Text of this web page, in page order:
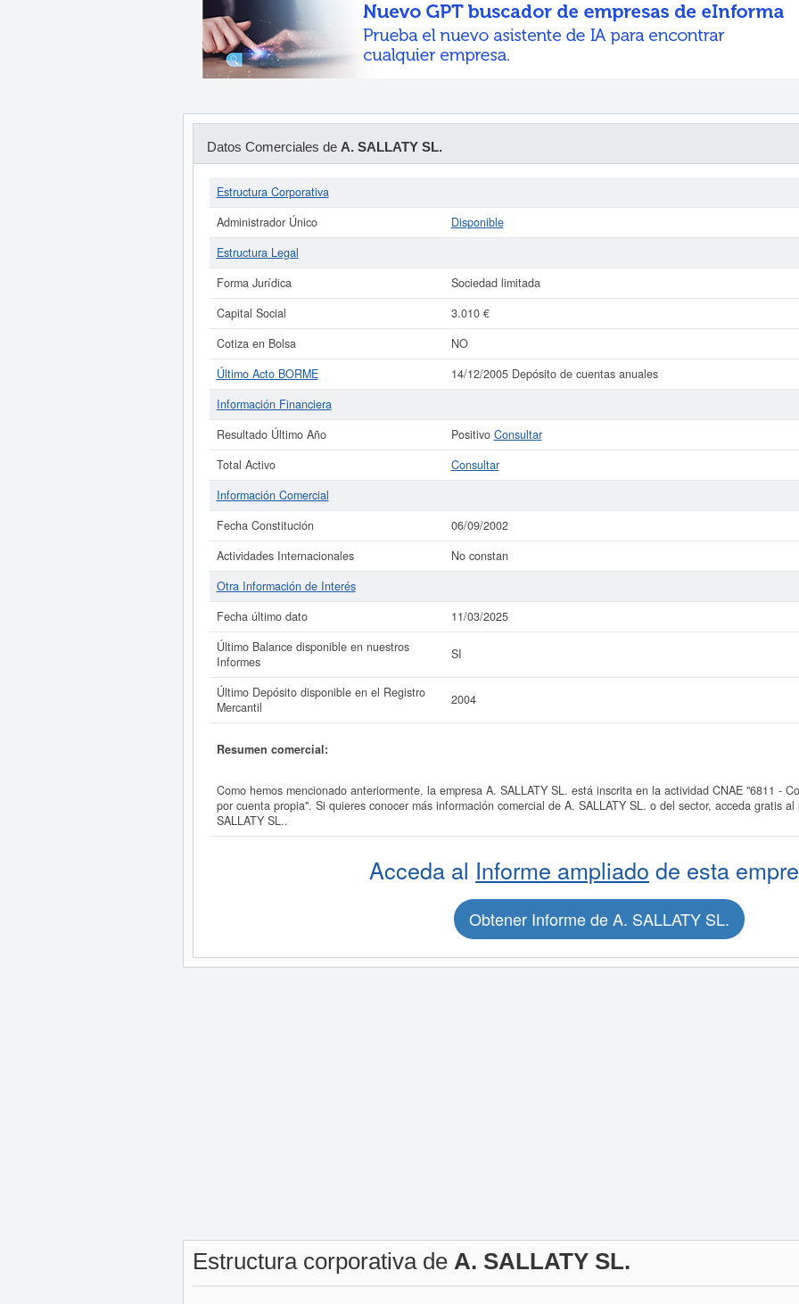
Datos Comerciales de A. SALLATY SL.
Estructura Corporativa
Administrador Único
Disponible
Estructura Legal
Forma Jurídica
Sociedad limitada
Capital Social
3.010 €
Cotiza en Bolsa
NO
Último Acto BORME
14/12/2005 Depósito de cuentas anuales
Información Financiera
Resultado Último Año
Positivo Consultar
Total Activo
Consultar
Información Comercial
Fecha Constitución
06/09/2002
Actividades Internacionales
No constan
Otra Información de Interés
Fecha último dato
11/03/2025
Último Balance disponible en nuestros
Informes
SI
Último Depósito disponible en el Registro
Mercantil
2004
Resumen comercial:
Como hemos mencionado anteriormente, la empresa A. SALLATY SL. está inscrita en la actividad CNAE "6811 -
por cuenta propia". Si quieres conocer más información comercial de A. SALLATY SL. o del sector, acceda gratis
SALLATY SL..
Acceda al Informe ampliado de esta
Obtener Informe de A. SALLATY SL.
Estructura corporativa de A. SALLATY SL.